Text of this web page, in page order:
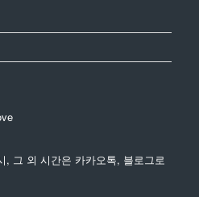
, 그 외 시간은 카카오톡, 블로그로